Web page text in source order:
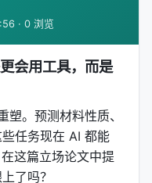
· 0 浏览
会用工具，而是
。预测材料性质、
任务现在 AI 都能
这篇立场论文中提
了吗？